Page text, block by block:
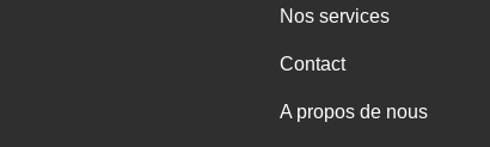
Nos services
Contact
A propos de nous